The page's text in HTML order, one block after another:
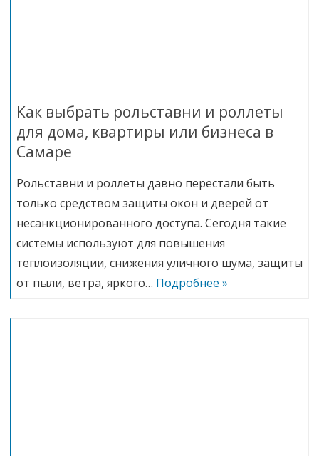
Как выбрать рольставни и роллеты
для дома, квартиры или бизнеса в
Самаре
Рольставни и роллеты давно перестали быть
только средством защиты окон и дверей от
несанкционированного доступа. Сегодня такие
системы используют для повышения
теплоизоляции, снижения уличного шума, защиты
от пыли, ветра, яркого… Подробнее »